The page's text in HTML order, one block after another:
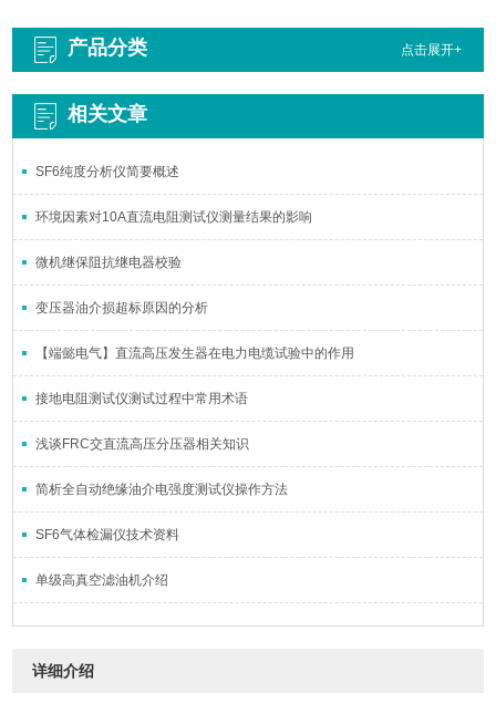
产品分类 点击展开+
相关文章
SF6纯度分析仪简要概述
环境因素对10A直流电阻测试仪测量结果的影响
微机继保阻抗继电器校验
变压器油介损超标原因的分析
【端懿电气】直流高压发生器在电力电缆试验中的作用
接地电阻测试仪测试过程中常用术语
浅谈FRC交直流高压分压器相关知识
简析全自动绝缘油介电强度测试仪操作方法
SF6气体检漏仪技术资料
单级高真空滤油机介绍
详细介绍